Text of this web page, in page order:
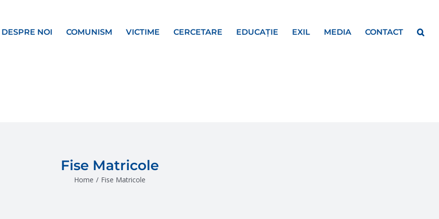
DESPRE NOI COMUNISM VICTIME CERCETARE EDUCAȚIE EXIL MEDIA CONTACT
Fise Matricole
Home / Fise Matricole